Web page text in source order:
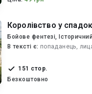
Королівство у
Бойове фентезі,
В текcті є: попаданець,
151 стор.
Безкоштовно